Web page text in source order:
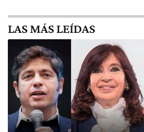
LAS MÁS LEÍDAS